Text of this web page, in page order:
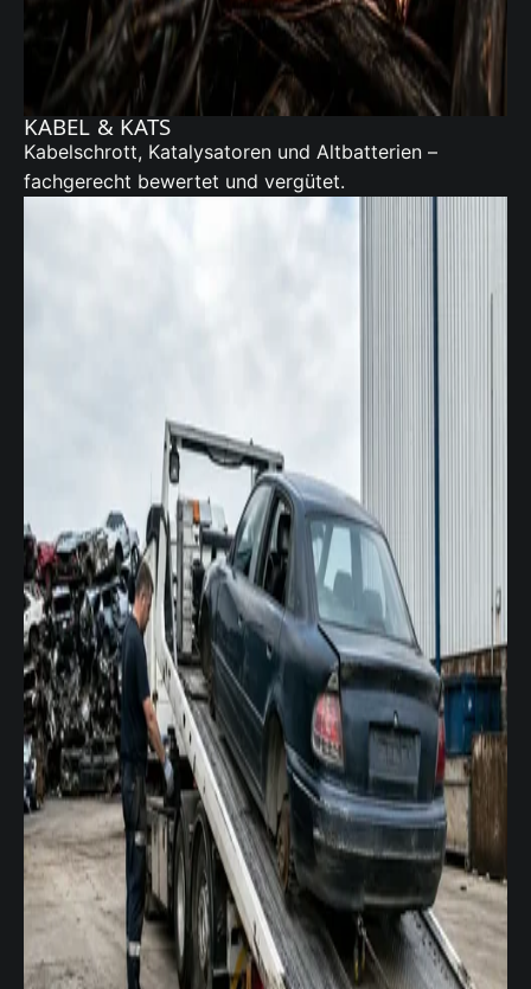
KABEL & KATS
Kabelschrott, Katalysatoren und Altbatterien –
fachgerecht bewertet und vergütet.